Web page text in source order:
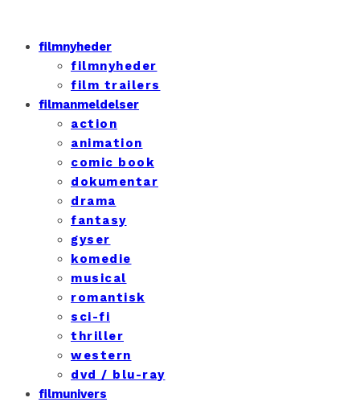
filmnyheder
filmnyheder
film trailers
filmanmeldelser
action
animation
comic book
dokumentar
drama
fantasy
gyser
komedie
musical
romantisk
sci-fi
thriller
western
dvd / blu-ray
filmunivers